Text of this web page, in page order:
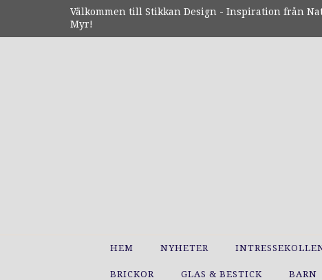
Välkommen till Stikkan Design - Inspiration från
Myr!
HEM NYHETER
BRICKOR GLAS & BESTICK BARN